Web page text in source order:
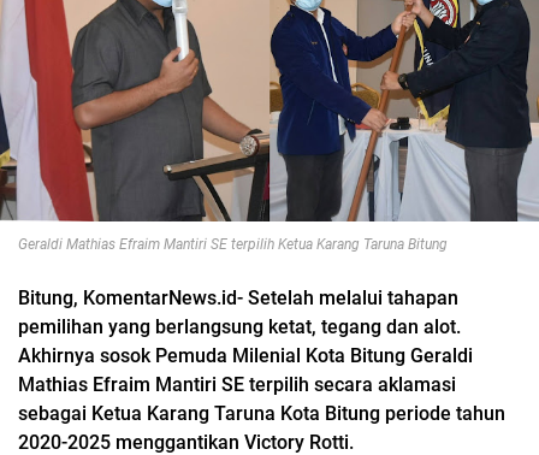
Geraldi Mathias Efraim Mantiri SE terpilih Ketua Karang Taruna Bitung
Bitung, KomentarNews.id- Setelah melalui tahapan
pemilihan yang berlangsung ketat, tegang dan alot.
Akhirnya sosok Pemuda Milenial Kota Bitung Geraldi
Mathias Efraim Mantiri SE terpilih secara aklamasi
sebagai Ketua Karang Taruna Kota Bitung periode tahun
2020-2025 menggantikan Victory Rotti.